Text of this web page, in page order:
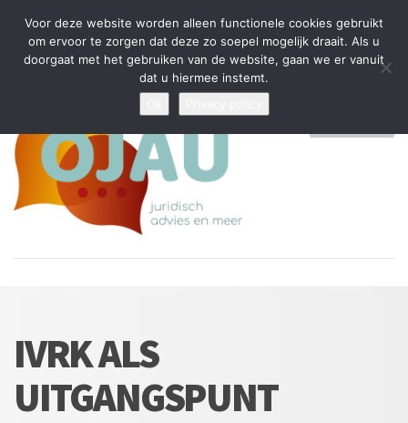
Tijdelijke stop: wegens drukte kan ik beperkt nieuwe zaken aannemen
en vragen beantwoorden
Algemene Voorwaarden
Disclaimer Privacybeleid
IVRK ALS
UITGANGSPUNT
Voor deze website worden alleen functionele cookies gebruikt
om ervoor te zorgen dat deze zo soepel mogelijk draait. Als u
doorgaat met het gebruiken van de website, gaan we er vanuit
dat u hiermee instemt.